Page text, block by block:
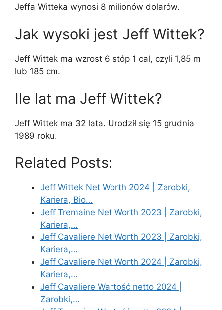
Jeffa Witteka wynosi 8 milionów dolarów.
Jak wysoki jest Jeff Wittek?
Jeff Wittek ma wzrost 6 stóp 1 cal, czyli 1,85 m
lub 185 cm.
Ile lat ma Jeff Wittek?
Jeff Wittek ma 32 lata. Urodził się 15 grudnia
1989 roku.
Related Posts:
Jeff Wittek Net Worth 2024 | Zarobki,
Kariera, Bio…
Jeﬀ Tremaine Net Worth 2023 | Zarobki,
Kariera,…
Jeff Cavaliere Net Worth 2023 | Zarobki,
Kariera,…
Jeff Cavaliere Net Worth 2024 | Zarobki,
Kariera,…
Jeff Cavaliere Wartość netto 2024 |
Zarobki,…